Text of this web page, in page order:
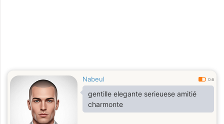
Nabeul 0.6
gentille elegante serieuese amitié
charmonte